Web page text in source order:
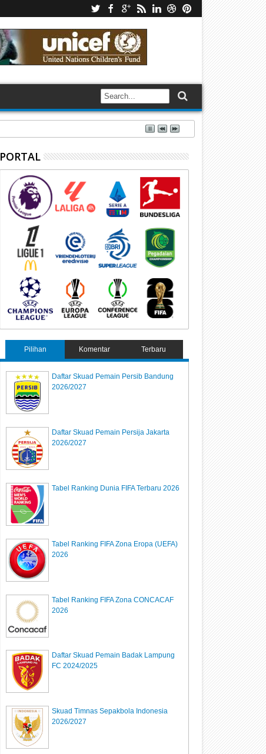
PORTAL
Pilihan Komentar Terbaru
Daftar Skuad Pemain Persib Bandung
2026/2027
Daftar Skuad Pemain Persija Jakarta
2026/2027
Tabel Ranking Dunia FIFA Terbaru 2026
Tabel Ranking FIFA Zona Eropa (UEFA)
2026
Tabel Ranking FIFA Zona CONCACAF
2026
Daftar Skuad Pemain Badak Lampung
FC 2024/2025
Skuad Timnas Sepakbola Indonesia
2026/2027